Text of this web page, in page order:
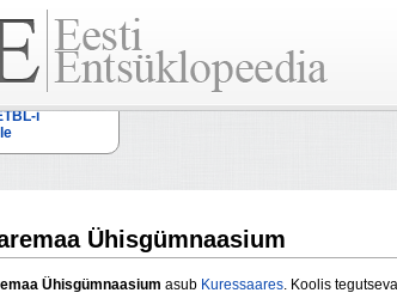
i
Ühisgümnaasium
Ühisgümnaasium asub Kuressaares. Koolis